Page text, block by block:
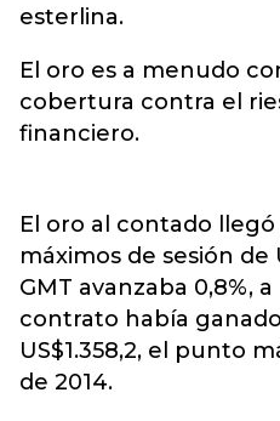
esterlina.
El oro es a menudo
cobertura contra el
financiero.
El oro al contado llegó
máximos de sesión de
GMT avanzaba 0,8%, a
contrato había
US$1.358,2, el punto
de 2014.